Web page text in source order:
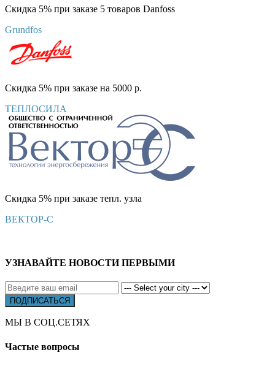
Скидка 5% при заказе 5 товаров Danfoss
Grundfos
Скидка 5% при заказе на 5000 р.
ТЕПЛОСИЛА
Скидка 5% при заказе тепл. узла
ВЕКТОР-С
УЗНАВАЙТЕ НОВОСТИ ПЕРВЫМИ
МЫ В СОЦ.СЕТЯХ
Частые вопросы